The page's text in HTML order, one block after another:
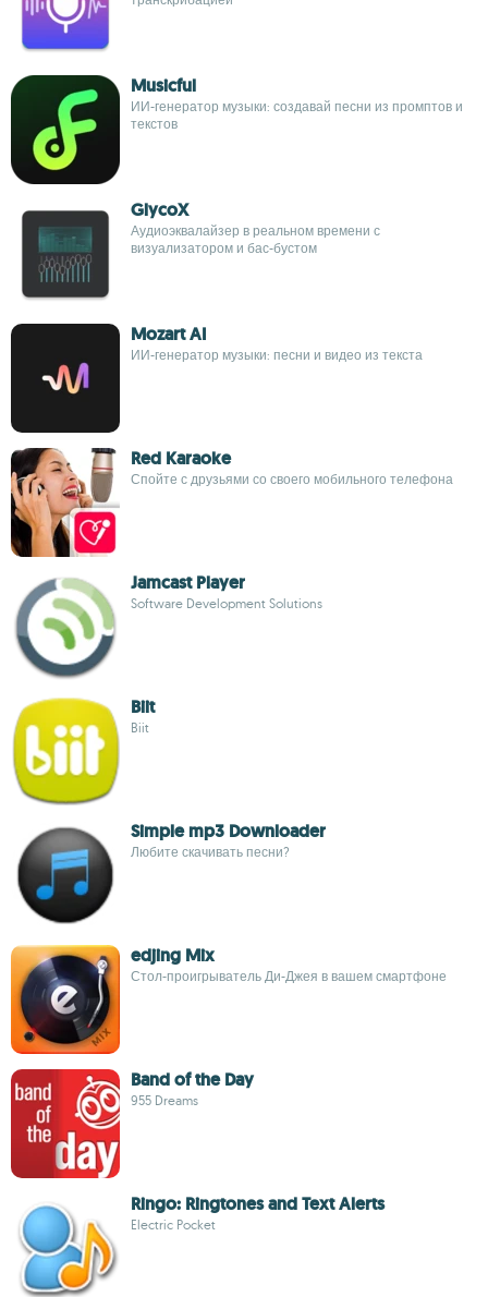
Musicful
ИИ-генератор музыки: создавай песни из промптов и
текстов
GlycoX
Аудиоэквалайзер в реальном времени с
визуализатором и бас-бустом
Mozart AI
ИИ-генератор музыки: песни и видео из текста
Red Karaoke
Спойте с друзьями со своего мобильного телефона
Jamcast Player
Software Development Solutions
Biit
Biit
Simple mp3 Downloader
Любите скачивать песни?
edjing Mix
Стол-проигрыватель Ди-Джея в вашем смартфоне
Band of the Day
955 Dreams
Ringo: Ringtones and Text Alerts
Electric Pocket